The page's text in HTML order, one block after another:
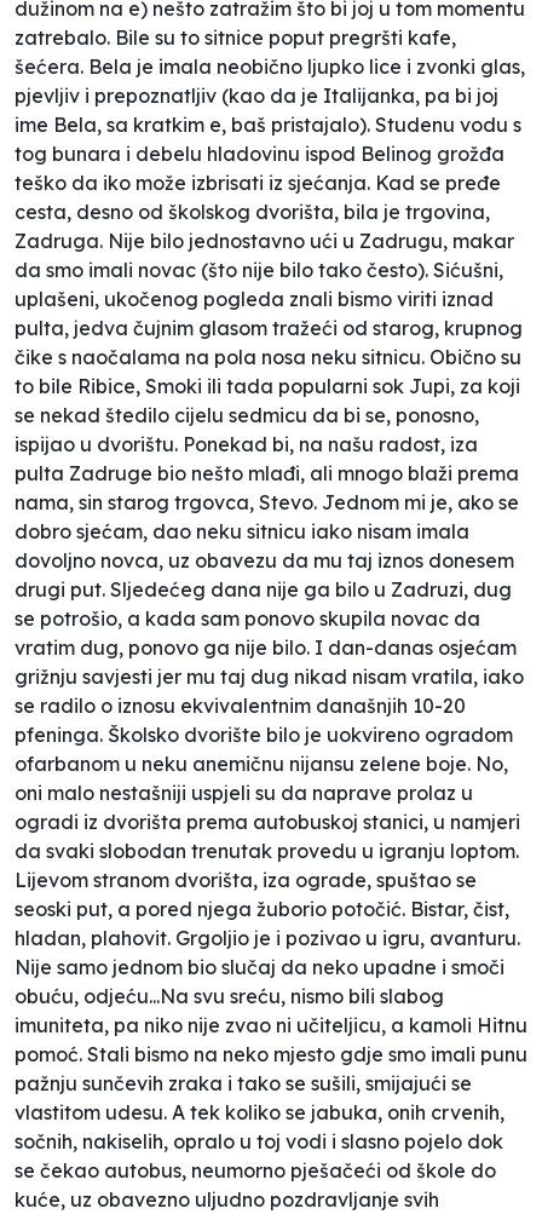
dužinom na e) nešto zatražim što bi joj u tom momentu
zatrebalo. Bile su to sitnice poput pregršti kafe,
šećera. Bela je imala neobično ljupko lice i zvonki glas,
pjevljiv i prepoznatljiv (kao da je Italijanka, pa bi joj
ime Bela, sa kratkim e, baš pristajalo). Studenu vodu s
tog bunara i debelu hladovinu ispod Belinog grožđa
teško da iko može izbrisati iz sjećanja. Kad se pređe
cesta, desno od školskog dvorišta, bila je trgovina,
Zadruga. Nije bilo jednostavno ući u Zadrugu, makar
da smo imali novac (što nije bilo tako često). Sićušni,
uplašeni, ukočenog pogleda znali bismo viriti iznad
pulta, jedva čujnim glasom tražeći od starog, krupnog
čike s naočalama na pola nosa neku sitnicu. Obično su
to bile Ribice, Smoki ili tada popularni sok Jupi, za koji
se nekad štedilo cijelu sedmicu da bi se, ponosno,
ispijao u dvorištu. Ponekad bi, na našu radost, iza
pulta Zadruge bio nešto mlađi, ali mnogo blaži prema
nama, sin starog trgovca, Stevo. Jednom mi je, ako se
dobro sjećam, dao neku sitnicu iako nisam imala
dovoljno novca, uz obavezu da mu taj iznos donesem
drugi put. Sljedećeg dana nije ga bilo u Zadruzi, dug
se potrošio, a kada sam ponovo skupila novac da
vratim dug, ponovo ga nije bilo. I dan-danas osjećam
grižnju savjesti jer mu taj dug nikad nisam vratila, iako
se radilo o iznosu ekvivalentnim današnjih 10-20
pfeninga. Školsko dvorište bilo je uokvireno ogradom
ofarbanom u neku anemičnu nijansu zelene boje. No,
oni malo nestašniji uspjeli su da naprave prolaz u
ogradi iz dvorišta prema autobuskoj stanici, u namjeri
da svaki slobodan trenutak provedu u igranju loptom.
Lijevom stranom dvorišta, iza ograde, spuštao se
seoski put, a pored njega žuborio potočić. Bistar, čist,
hladan, plahovit. Grgoljio je i pozivao u igru, avanturu.
Nije samo jednom bio slučaj da neko upadne i smoči
obuću, odjeću...Na svu sreću, nismo bili slabog
imuniteta, pa niko nije zvao ni učiteljicu, a kamoli Hitnu
pomoć. Stali bismo na neko mjesto gdje smo imali punu
pažnju sunčevih zraka i tako se sušili, smijajući se
vlastitom udesu. A tek koliko se jabuka, onih crvenih,
sočnih, nakiselih, opralo u toj vodi i slasno pojelo dok
se čekao autobus, neumorno pješačeći od škole do
kuće, uz obavezno uljudno pozdravljanje svih